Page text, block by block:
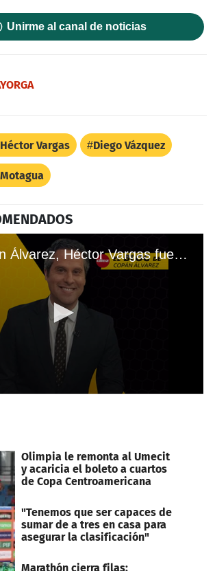
Unirme al canal de noticias
Héctor Vargas Diego Vázquez
Motagua
Para Copán Álvarez, Héctor Vargas fue mejor técnico que Diego Vázquez en 2016
Olimpia le remonta al Umecit
y acaricia el boleto a cuartos
de Copa Centroamericana
"Tenemos que ser capaces de
sumar de a tres en casa para
asegurar la clasificación"
Marathón cierra filas: